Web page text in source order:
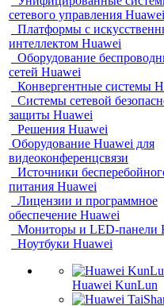
сетевого управления Huawei
Платформы с
интеллектом Huawei
Оборудование
сетей Huawei
Конвергентные системы
Системы сетевой
защиты Huawei
Решения Huawei
Оборудование Huawei для
видеоконференцсвязи
Источники
питания Huawei
Лицензии и программное
обеспечение Huawei
Мониторы и LED-панели
Ноутбуки Huawei
Huawei KunLun